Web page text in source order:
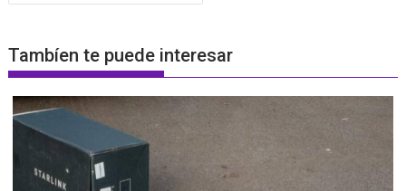
Tambíen te puede interesar